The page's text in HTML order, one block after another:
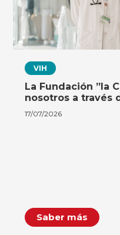
VIH
La Fundación ”la
nosotros a través
17/07/2026
Saber más